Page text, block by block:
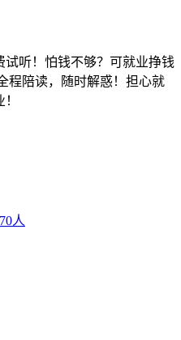
听！怕钱不够？可就业挣钱
程陪读，随时解惑！担心就
人